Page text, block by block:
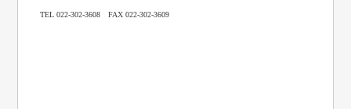
TEL 022-302-3608 FAX 022-302-3609